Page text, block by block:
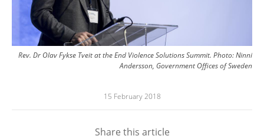
Rev. Dr Olav Fykse Tveit at the End Violence Solutions Summit. Photo: Ninni
Andersson, Government Offices of Sweden
15 February 2018
Share this article